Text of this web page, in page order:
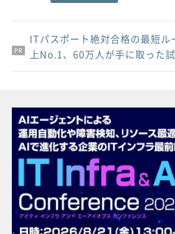
PR
PR
PR
ITパスポート絶対合格の最短ル
上No.1、60万人が手に取った